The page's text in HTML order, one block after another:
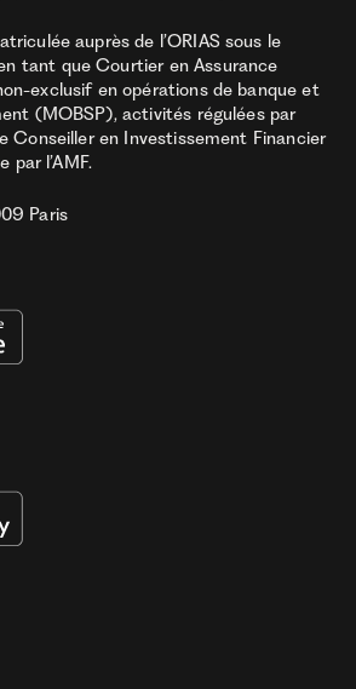
auprès de l’ORIAS sous le
tant que Courtier en Assurance
exclusif en opérations de banque et
(MOBSP), activités régulées par
Conseiller en Investissement Financier
l’AMF.
Paris